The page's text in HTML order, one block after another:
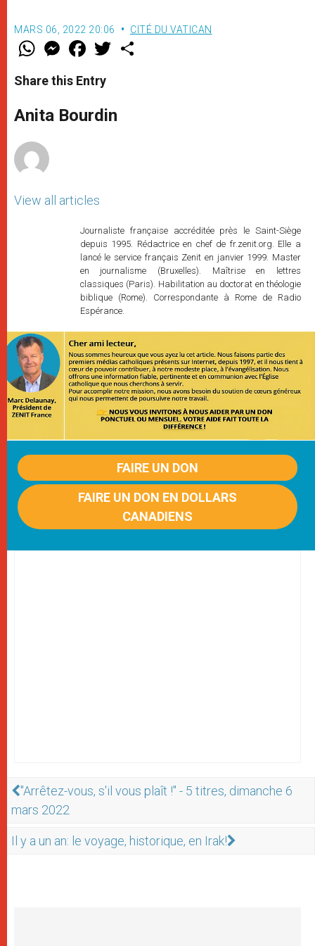
MARS 06, 2022 20:06 CITÉ DU VATICAN
W
t
s
p
p
M
e
s
e
g
e
F
a
e
b
o
k
w
r
Share this Entry
Anita Bourdin
View all articles
Journaliste française accréditée près le Saint-Siège
depuis 1995. Rédactrice en chef de fr.zenit.org. Elle a
lancé le service français Zenit en janvier 1999. Master
en journalisme (Bruxelles). Maîtrise en lettres
classiques (Paris). Habilitation au doctorat en théologie
biblique (Rome). Correspondante à Rome de Radio
Espérance.
FAIRE UN DON
FAIRE UN DON EN DOLLARS
CANADIENS
"Arrêtez-vous, s'il vous plaît !" - 5 titres, dimanche 6
mars 2022
Il y a un an: le voyage, historique, en Irak!